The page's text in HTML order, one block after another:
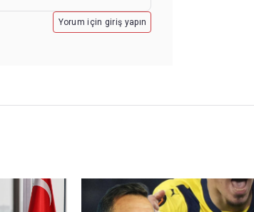
Yorum için giriş yapın